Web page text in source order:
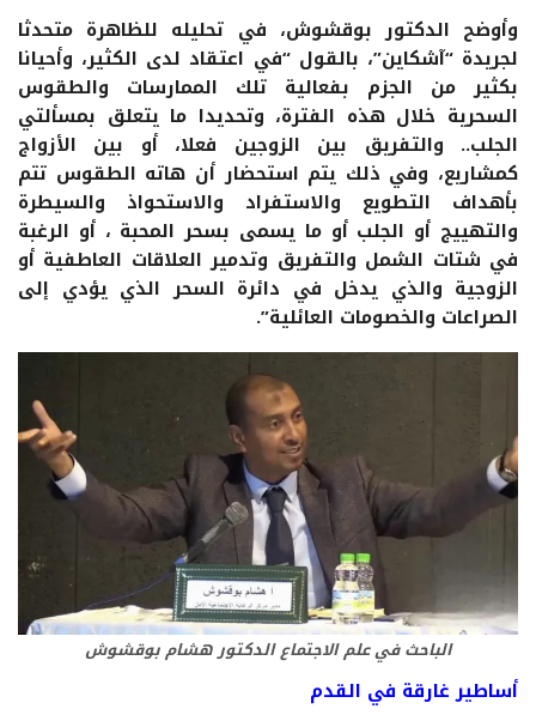
وأوضح الدكتور بوقشوش، في تحليله للظاهرة متحدثا
لجريدة “آشكاين”، بالقول “في اعتقاد لدى الكثير، وأحيانا
بكثير من الجزم بفعالية تلك الممارسات والطقوس
السحرية خلال هذه الفترة، وتحديدا ما يتعلق بمسألتي
الجلب.. والتفريق بين الزوجين فعلا، أو بين الأزواج
كمشاريع، وفي ذلك يتم استحضار أن هاته الطقوس تتم
بأهداف التطويع والاستفراد والاستحواذ والسيطرة
والتهييج أو الجلب أو ما يسمى بسحر المحبة ، أو الرغبة
في شتات الشمل والتفريق وتدمير العلاقات العاطفية أو
الزوجية والذي يدخل في دائرة السحر الذي يؤدي إلى
الصراعات والخصومات العائلية”.
الباحث في علم الاجتماع الدكتور هشام بوقشوش
أساطير غارقة في القدم